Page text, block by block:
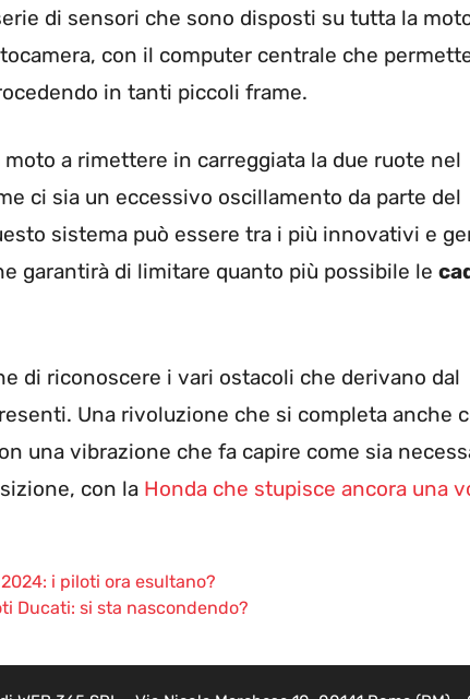
di sensori che sono disposti su tutta la
con il computer centrale che
in tanti piccoli frame.
a rimettere in carreggiata la due ruote nel
ci sia un eccessivo oscillamento da parte del
sistema può essere tra i più innovativi e
garantirà di limitare quanto più possibile le
di riconoscere i vari ostacoli che derivano dal
Una rivoluzione che si completa anche
una vibrazione che fa capire come sia
con la Honda che stupisce ancora una
i piloti ora esultano?
Ducati: si sta nascondendo?